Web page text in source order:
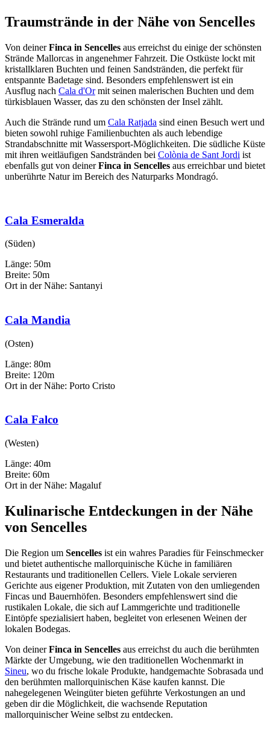
Traumstrände in der Nähe von Sencelles
Von deinerFinca in Sencelles aus erreichst du einige der schönsten
Strände Mallorcas in angenehmer Fahrzeit. Die Ostküste lockt mit
kristallklaren Buchten und feinen Sandstränden, die perfekt für
entspannte Badetage sind. Besonders empfehlenswert ist ein
Ausflug nach Cala d'Ormit seinen malerischen Buchten und dem
türkisblauen Wasser, das zu den schönsten der Insel zählt.
Auch die Strände rund um Cala Ratjada sind einen Besuch wert und
bieten sowohl ruhige Familienbuchten als auch lebendige
Strandabschnitte mit Wassersport-Möglichkeiten. Die südliche Küste
mit ihren weitläufigen Sandstränden bei Colònia de Sant Jordi ist
ebenfalls gut von deinerFinca in Sencelles aus erreichbar und bietet
unberührte Natur im Bereich des Naturparks Mondragó.
Cala Esmeralda
(Süden)
Länge: 50m
Breite: 50m
Ort in der Nähe: Santanyi
Cala Mandia
(Osten)
Länge: 80m
Breite: 120m
Ort in der Nähe: Porto Cristo
Cala Falco
(Westen)
Länge: 40m
Breite: 60m
Ort in der Nähe: Magaluf
Kulinarische Entdeckungen in der Nähe
von Sencelles
Die Region um Sencelles ist ein wahres Paradies für Feinschmecker
und bietet authentische mallorquinische Küche in familiären
Restaurants und traditionellen Cellers. Viele Lokale servieren
Gerichte aus eigener Produktion, mit Zutaten von den umliegenden
Fincas und Bauernhöfen. Besonders empfehlenswert sind die
rustikalen Lokale, die sich auf Lammgerichte und traditionelle
Eintöpfe spezialisiert haben, begleitet von erlesenen Weinen der
lokalen Bodegas.
Von deinerFinca in Sencelles aus erreichst du auch die berühmten
Märkte der Umgebung, wie den traditionellen Wochenmarkt in
Sineu, wo du frische lokale Produkte, handgemachte Sobrasada und
den berühmten mallorquinischen Käse kaufen kannst. Die
nahegelegenen Weingüter bieten geführte Verkostungen an und
geben dir die Möglichkeit, die wachsende Reputation
mallorquinischer Weine selbst zu entdecken.